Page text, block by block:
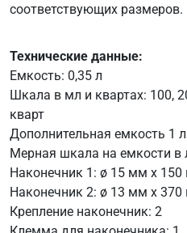
соответствующих размеров.
Технические данные:
Емкость: 0,35 л
Шкала в мл и квартах: 100,
кварт
Дополнительная емкость 1 л
Мерная шкала на емкости в
Наконечник 1: ø 15 мм x
Наконечник 2: ø 13 мм x
Крепление наконечник: 2